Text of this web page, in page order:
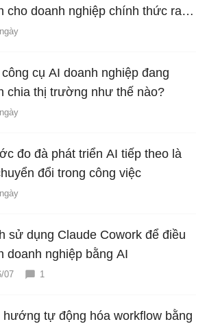
cho doanh nghiệp chính thức ra
cụ AI doanh nghiệp đang
chia thị trường như thế nào?
đo đà phát triển AI tiếp theo là
đổi trong công việc
sử dụng Claude Cowork để điều
doanh nghiệp bằng AI
07 1
hướng tự động hóa workflow bằng